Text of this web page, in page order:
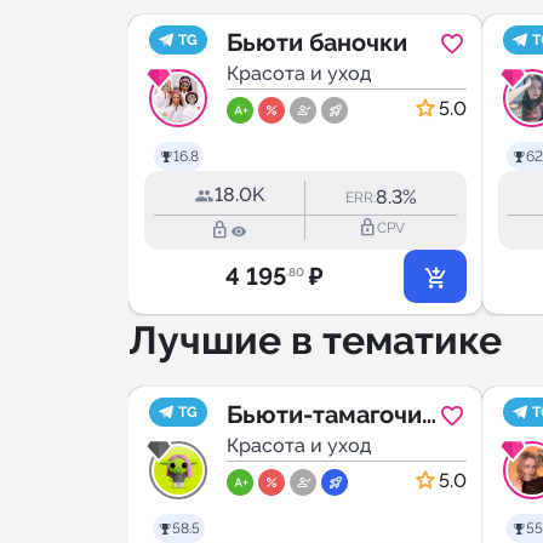
TG
16.8
Бьюти баночки
Красота и уход
5.0
18.0K ERR:8.3%
lock_outline lock_outlineCPV
4 195.80 ₽
Лучшие в тематике
TG
58.5
Бьюти-тамагочи:
ответы
Красота и уход
5.0